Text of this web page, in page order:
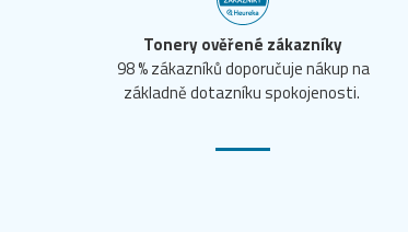
Tonery ověřené zákazníky
98 % zákazníků doporučuje nákup na
základně dotazníku spokojenosti.